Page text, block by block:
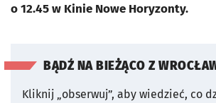
o 12.45 w Kinie Nowe Horyzonty.
BĄDŹ NA BIEŻĄCO Z
Kliknij „obserwuj”, aby wiedzieć, co